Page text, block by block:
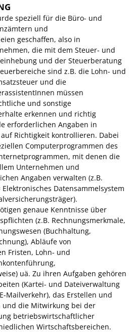
speziell für die Büro- und
und
geschaffen, also in
die mit dem Steuer- und
und der Steuerberatung
sind z.B. die Lohn- und
und die
müssen
und sonstige
erkennen und richtig
erforderlichen Angaben in
Richtigkeit kontrollieren. Dabei
Computerprogrammen des
mit denen die
Unternehmen und
Angaben verwalten (z.B.
Elektronisches Datensammelsystem
genaue Kenntnisse über
(z.B. Rechnungsmerkmale,
(Buchhaltung,
Abläufe von
Fristen, Lohn- und
uä. Zu ihren Aufgaben gehören
(Kartei- und Dateiverwaltung
Mailverkehr), das Erstellen und
und die Mitwirkung bei der
betriebswirtschaftlicher
Wirtschaftsbereichen.